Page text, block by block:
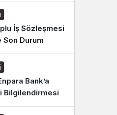
İş Sözleşmesi
Durum
Bank’a
Bilgilendirmesi